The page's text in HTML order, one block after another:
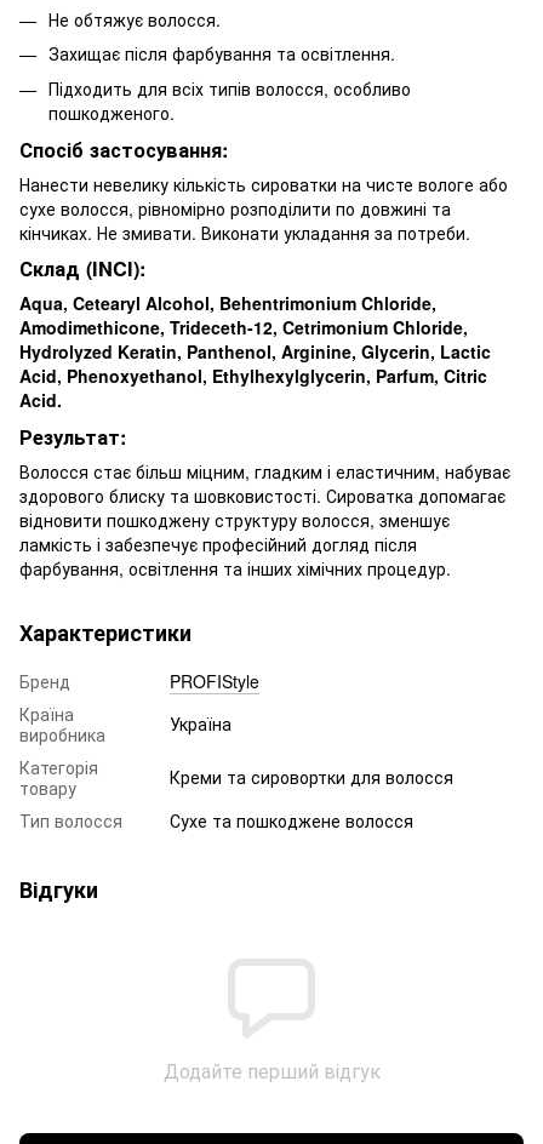
Не обтяжує волосся.
Захищає після фарбування та освітлення.
Підходить для всіх типів волосся, особливо
пошкодженого.
Спосіб застосування:
Нанести невелику кількість сироватки на чисте вологе або
сухе волосся, рівномірно розподілити по довжині та
кінчиках. Не змивати. Виконати укладання за потреби.
Склад (INCI):
Aqua, Cetearyl Alcohol, Behentrimonium Chloride,
Amodimethicone, Trideceth-12, Cetrimonium Chloride,
Hydrolyzed Keratin, Panthenol, Arginine, Glycerin, Lactic
Acid, Phenoxyethanol, Ethylhexylglycerin, Parfum, Citric
Acid.
Результат:
Волосся стає більш міцним, гладким і еластичним, набуває
здорового блиску та шовковистості. Сироватка допомагає
відновити пошкоджену структуру волосся, зменшує
ламкість і забезпечує професійний догляд після
фарбування, освітлення та інших хімічних процедур.
Характеристики
Бренд
PROFIStyle
Країна
виробника
Україна
Категорія
товару
Креми та сировортки для волосся
Тип волосся
Сухе та пошкоджене волосся
Відгуки
Додайте перший відгук